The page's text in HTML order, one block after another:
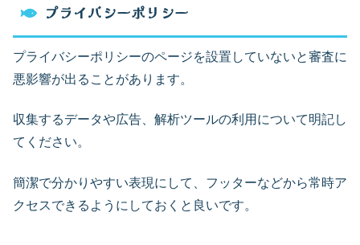
プライバシーポリシー
プライバシーポリシーのページを設置していないと審査に
悪影響が出ることがあります。
収集するデータや広告、解析ツールの利用について明記し
てください。
簡潔で分かりやすい表現にして、フッターなどから常時ア
クセスできるようにしておくと良いです。